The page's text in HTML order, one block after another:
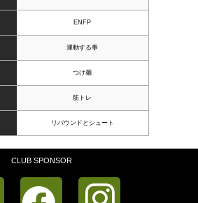
ENFP
運動する事
つけ麺
筋トレ
リバウンドとシュート
CLUB SPONSOR